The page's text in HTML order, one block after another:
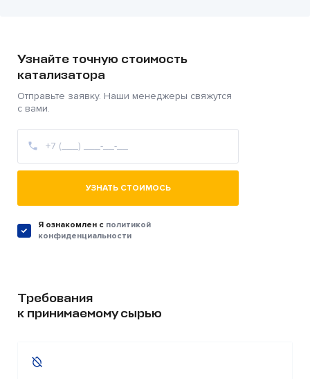
Узнайте точную стоимость
катализатора
Отправьте заявку. Наши менеджеры свяжутся
с вами.
УЗНАТЬ СТОИМОСЬ
Я ознакомлен c политикой
конфиденциальности
Требования
к принимаемому сырью